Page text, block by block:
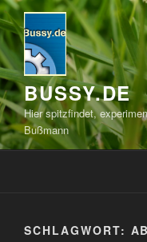
Zum
Inhalt
springen
BUSSY.DE
Hier spitzfindet,
Bußmann
SCHLAGWORT: